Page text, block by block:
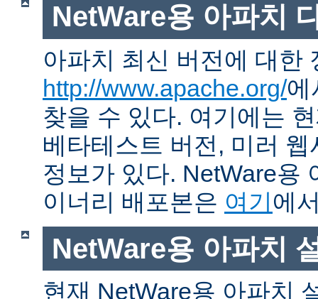
NetWare용 아파치
아파치 최신 버전에 대한
http://www.apache.org/에
찾을 수 있다. 여기에는
베타테스트 버전, 미러
정보가 있다. NetWare용
이너리 배포본은 여기에
NetWare용 아파치
현재 NetWare용 아파치